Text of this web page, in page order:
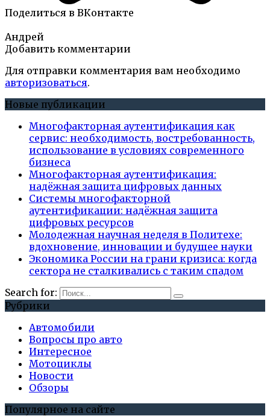
Поделиться в ВКонтакте
Андрей
Добавить комментарии
Для отправки комментария вам необходимо
авторизоваться.
Новые публикации
Многофакторная аутентификация как
сервис: необходимость, востребованность,
использование в условиях современного
бизнеса
Многофакторная аутентификация:
надёжная защита цифровых данных
Системы многофакторной
аутентификации: надёжная защита
цифровых ресурсов
Молодежная научная неделя в Политехе:
вдохновение, инновации и будущее науки
Экономика России на грани кризиса: когда
сектора не сталкивались с таким спадом
Search for:
Рубрики
Автомобили
Вопросы про авто
Интересное
Мотоциклы
Новости
Обзоры
Популярное на сайте